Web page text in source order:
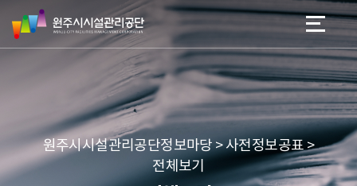
네
본문 바로가기
메뉴 바로가기
원
주
시
리
공
단
원주시시설관리공단정보마당 > 사전정보공표 >
전체보기